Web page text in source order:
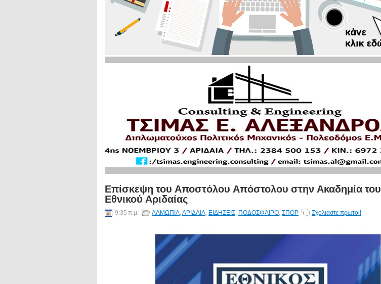
Επίσκεψη του Αποστόλου Απόστολου στην Ακαδημία του
Εθνικού Αριδαίας
9:35 π.μ. ΑΛΜΩΠΙΑ,ΑΡΙΔΑΙΑ, ΕΙΔΗΣΕΙΣ, ΠΟΔΟΣΦΑΙΡΟ, ΣΠΟΡ Σχολιάστε πρώτοι!